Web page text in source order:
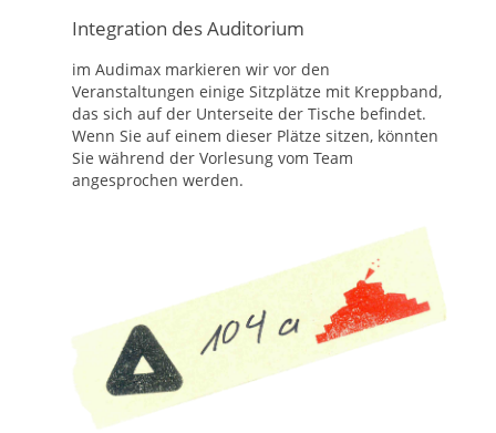
Integration des Auditorium
im Audimax markieren wir vor den
Veranstaltungen einige Sitzplätze mit Kreppband,
das sich auf der Unterseite der Tische befindet.
Wenn Sie auf einem dieser Plätze sitzen, könnten
Sie während der Vorlesung vom Team
angesprochen werden.